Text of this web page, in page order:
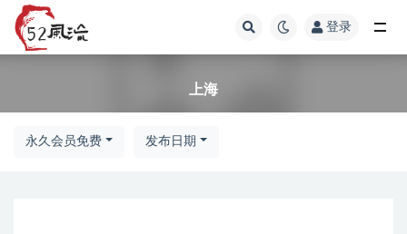
登录
上海
永久会员免费 发布日期